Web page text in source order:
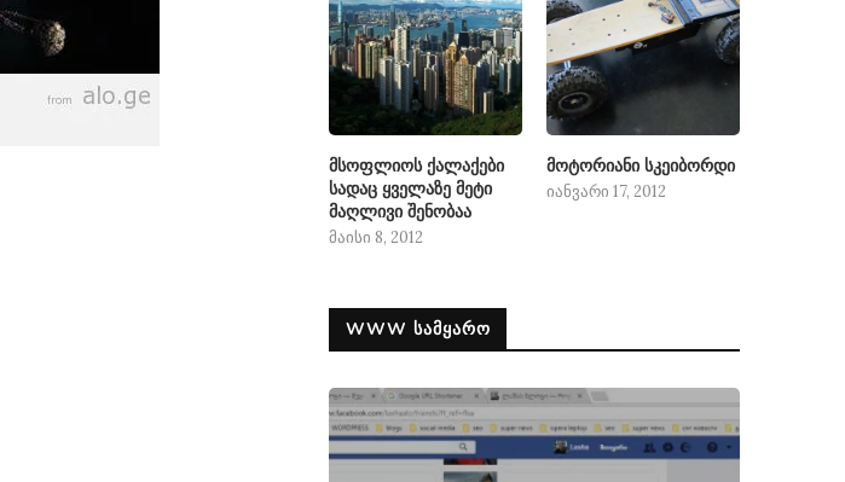
მსოფლიოს ქალაქები
სადაც ყველაზე მეტი
მაღლივი შენობაა
მაისი 8, 2012
მოტორიანი სკეიბორდი
იანვარი 17, 2012
WWW ᲡᲐᲛᲧᲐᲠᲝ